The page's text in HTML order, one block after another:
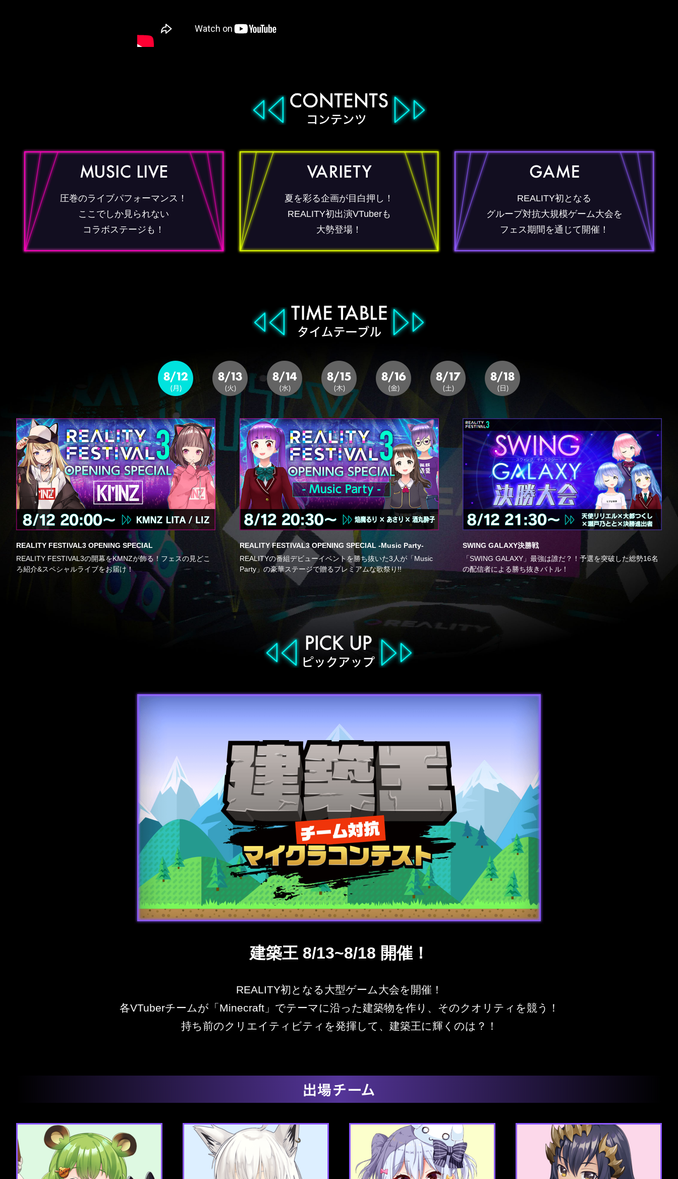
圧巻のライブパフォーマンス！
ここでしか見られない
コラボステージも！
夏を彩る企画が目白押し！
REALITY初出演VTuberも
大勢登場！
REALITY初となる
グループ対抗大規模ゲーム大会を
フェス期間を通じて開催！
REALITY FESTIVAL3 OPENING SPECIAL
REALITY FESTIVAL3の開幕をKMNZが飾る！フェスの見どこ
ろ紹介&スペシャルライブをお届け！
REALITY FESTIVAL3 OPENING SPECIAL -Music Party-
REALITYの番組デビューイベントを勝ち抜いた3人が「Music
Party」の豪華ステージで贈るプレミアムな歌祭り!!
SWING GALAXY決勝戦
「SWING GALAXY」最強は誰だ？！予選を突破した総勢16名
の配信者による勝ち抜きバトル！
建築王 8/13~8/18 開催！
REALITY初となる大型ゲーム大会を開催！
各VTuberチームが「Minecraft」でテーマに沿った建築物を作り、そのクオリティを競う！
持ち前のクリエイティビティを発揮して、建築王に輝くのは？！